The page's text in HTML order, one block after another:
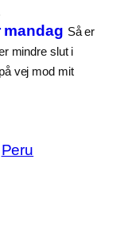
Så er
mindre slut i
vej mod mit
Peru